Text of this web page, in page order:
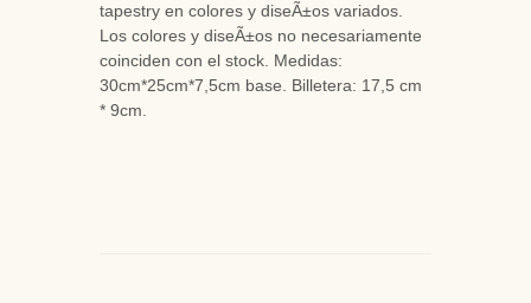
tapestry en colores y diseÃ±os variados.
Los colores y diseÃ±os no necesariamente
coinciden con el stock. Medidas:
30cm*25cm*7,5cm base. Billetera: 17,5 cm
* 9cm.